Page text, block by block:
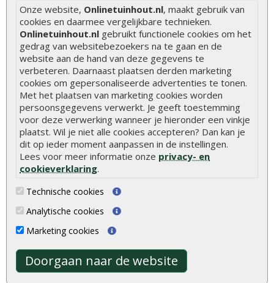
Onze website, Onlinetuinhout.nl, maakt gebruik van
cookies en daarmee vergelijkbare technieken.
Onlinetuinhout.nl gebruikt functionele cookies om het
gedrag van websitebezoekers na te gaan en de
website aan de hand van deze gegevens te
verbeteren. Daarnaast plaatsen derden marketing
cookies om gepersonaliseerde advertenties te tonen.
Met het plaatsen van marketing cookies worden
persoonsgegevens verwerkt. Je geeft toestemming
voor deze verwerking wanneer je hieronder een vinkje
plaatst. Wil je niet alle cookies accepteren? Dan kan je
dit op ieder moment aanpassen in de instellingen.
Lees voor meer informatie onze privacy- en
cookieverklaring.
Technische cookies
Analytische cookies
Marketing cookies
Doorgaan naar de website
Hoe schutting plaatsen
De 9 beste tuinschermen van Onlinetuinhout.nl
Stijlvolle houtsoorten voor in de tuin
Duurzame tuin
Welke palen voor een schapenhek
Alle populaire categorieën
Tuinhout
Schutting
Vlonderplanken
Tuinpalen
Tuinhekken
Tuinhuizen
Blokhutten
Overkappingen
Tuindeuren
Tuinschermen
Steigerplanken
Douglas hout
Aanbiedingen
Merken